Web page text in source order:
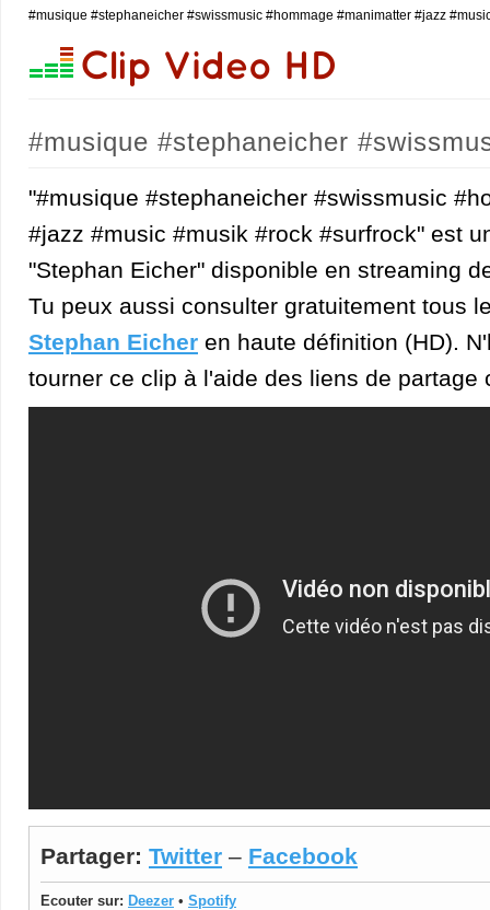
#musique #stephaneicher #swissmusic #hommage #manimatter #jazz
#musique #stephaneicher
#musik #rock #surfrock (Stephan
"#musique #stephaneicher #swissmusic
#jazz #music #musik #rock #surfrock" est
"Stephan Eicher" disponible en streaming
Tu peux aussi consulter gratuitement tous
Stephan Eicher en haute définition (HD).
tourner ce clip à l'aide des liens de partage
Partager: Twitter – Facebook
Ecouter sur: Deezer • Spotify